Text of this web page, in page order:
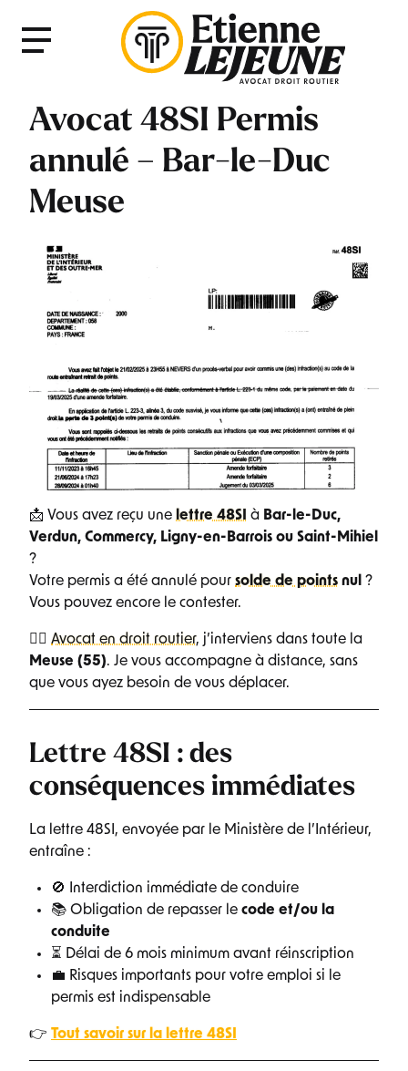
Menu
Avocat 48SI Permis
annulé – Bar-le-Duc
Meuse
📩 Vous avez reçu une lettre 48SI à Bar-le-Duc,
Verdun, Commercy, Ligny-en-Barrois ou Saint-Mihiel
?
Votre permis a été annulé pour solde de points nul ?
Vous pouvez encore le contester.
👨‍⚖️ Avocat en droit routier, j’interviens dans toute la
Meuse (55). Je vous accompagne à distance, sans
que vous ayez besoin de vous déplacer.
Lettre 48SI : des
conséquences immédiates
La lettre 48SI, envoyée par le Ministère de l’Intérieur,
entraîne :
🚫 Interdiction immédiate de conduire
📚 Obligation de repasser le code et/ou la
conduite
⏳ Délai de 6 mois minimum avant réinscription
💼 Risques importants pour votre emploi si le
permis est indispensable
👉 Tout savoir sur la lettre 48SI
Fermer